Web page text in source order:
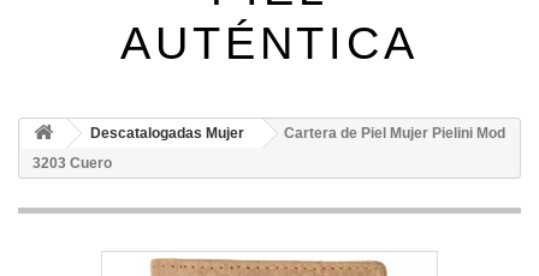
AUTÉNTICA
Descatalogadas Mujer
Cartera de Piel Mujer Pielini Mod
3203 Cuero